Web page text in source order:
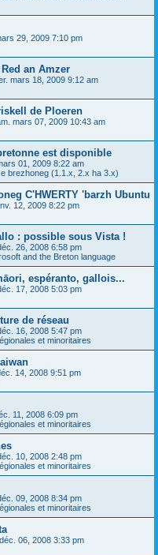
29, 2009 7:10 pm
an Amzer
mars 18, 2009 9:12 am
de Ploeren
mars 07, 2009 10:43 am
est disponible
01, 2009 8:22 am
brezhoneg (1.1.x, 2.x ha 3.x)
C'HWERTY 'barzh Ubuntu
12, 2009 8:22 pm
: possible sous Vista !
26, 2008 6:58 pm
and the Breton language
espéranto, gallois...
17, 2008 5:03 pm
de réseau
16, 2008 5:47 pm
et minoritaires
14, 2008 9:51 pm
11, 2008 6:09 pm
et minoritaires
10, 2008 2:48 pm
et minoritaires
09, 2008 8:34 pm
et minoritaires
06, 2008 3:33 pm